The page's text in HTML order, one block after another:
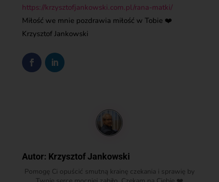
https://krzysztofjankowski.com.pl/rana-matki/
Miłość we mnie pozdrawia miłość w Tobie ❤️
Krzysztof Jankowski
Autor: Krzysztof Jankowski
Pomogę Ci opuścić smutną krainę czekania i sprawię by